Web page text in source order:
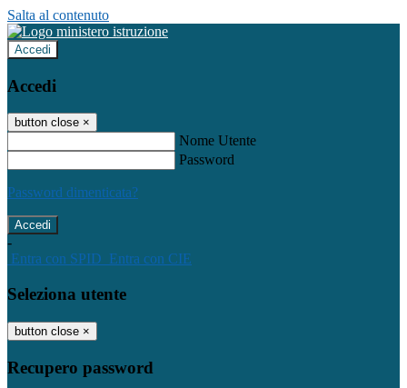
Salta al contenuto
Accedi
Accedi
button close ×
Nome Utente
Password
Password dimenticata?
-
Entra con SPID Entra con CIE
Seleziona utente
button close ×
Recupero password